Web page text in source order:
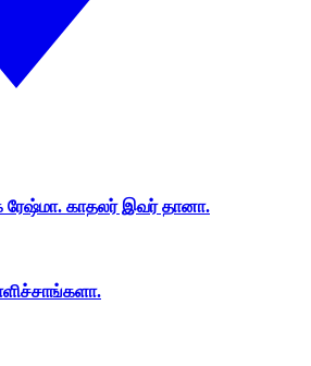
ரேஷ்மா. காதலர் இவர் தானா.